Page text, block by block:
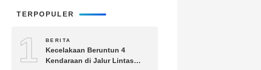
TERPOPULER
1 BERITA
Kecelakaan Beruntun 4
Kendaraan di Jalur Lintas